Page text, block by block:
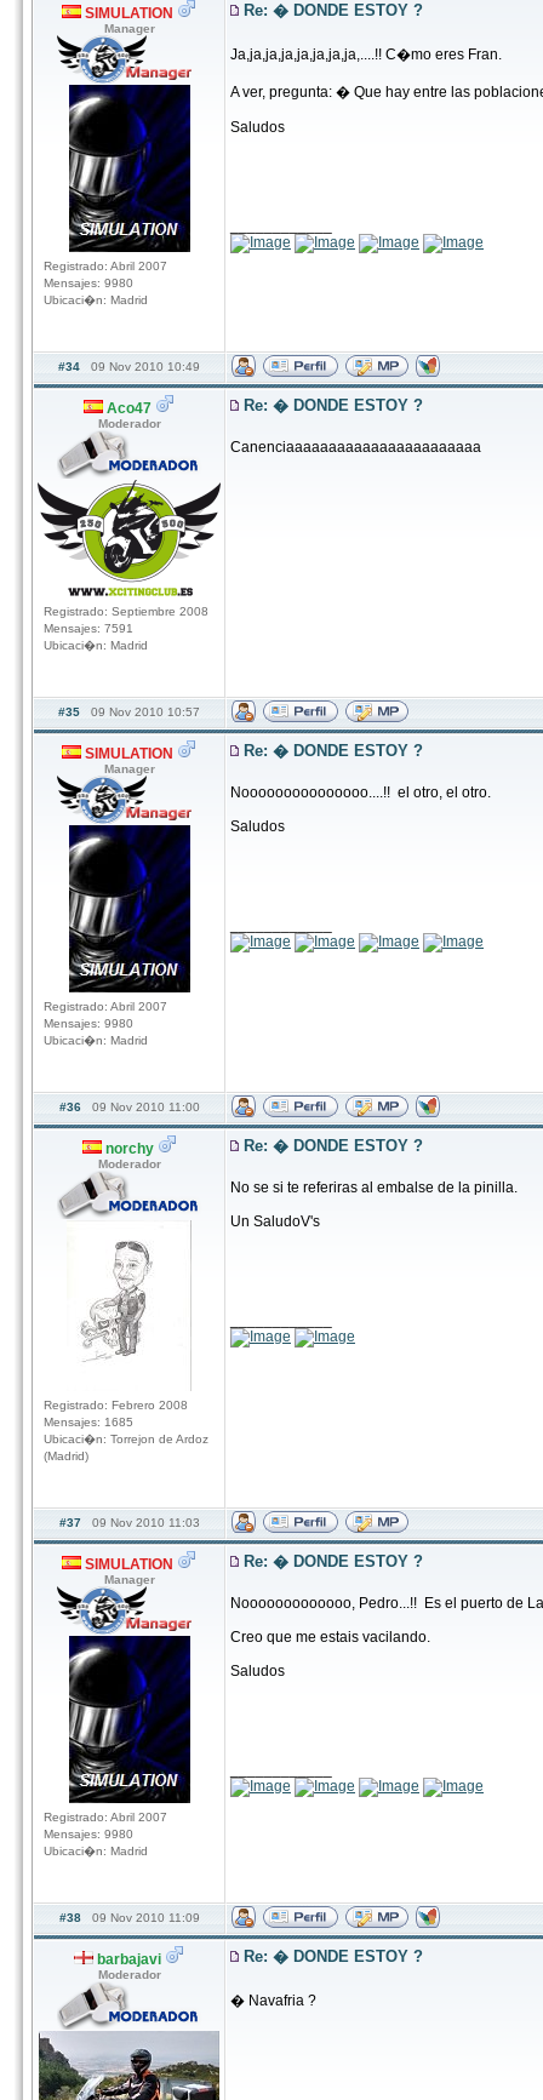
SIMULATION
Manager
Registrado: Abril 2007
Mensajes: 9980
Ubicaci�n: Madrid
Re: � DONDE ESTOY ?
Ja,ja,ja,ja,ja,ja,ja,ja,....!! C�mo eres Fran.
A ver, pregunta: � Que hay entre las
Saludos
#34 09 Nov 2010 10:49
Aco47
Moderador
Registrado: Septiembre 2008
Mensajes: 7591
Ubicaci�n: Madrid
Re: � DONDE ESTOY ?
Canenciaaaaaaaaaaaaaaaaaaaaaaa
#35 09 Nov 2010 10:57
SIMULATION
Manager
Registrado: Abril 2007
Mensajes: 9980
Ubicaci�n: Madrid
Re: � DONDE ESTOY ?
Nooooooooooooooo....!! el otro, el otro.
Saludos
#36 09 Nov 2010 11:00
norchy
Moderador
Registrado: Febrero 2008
Mensajes: 1685
Ubicaci�n: Torrejon de Ardoz
(Madrid)
Re: � DONDE ESTOY ?
No se si te referiras al embalse de la pinilla.
Un SaludoV's
#37 09 Nov 2010 11:03
SIMULATION
Manager
Registrado: Abril 2007
Mensajes: 9980
Ubicaci�n: Madrid
Re: � DONDE ESTOY ?
Nooooooooooooo, Pedro...!! Es el puerto de
Creo que me estais vacilando.
Saludos
#38 09 Nov 2010 11:09
barbajavi
Moderador
Re: � DONDE ESTOY ?
� Navafria ?